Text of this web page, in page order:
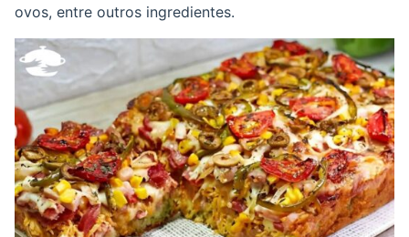
ovos, entre outros ingredientes.